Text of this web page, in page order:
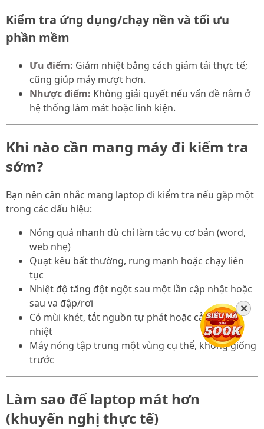
Kiểm tra ứng dụng/chạy nền và tối ưu
phần mềm
Ưu điểm: Giảm nhiệt bằng cách giảm tải thực tế;
cũng giúp máy mượt hơn.
Nhược điểm: Không giải quyết nếu vấn đề nằm ở
hệ thống làm mát hoặc linh kiện.
Khi nào cần mang máy đi kiểm tra
sớm?
Bạn nên cân nhắc mang laptop đi kiểm tra nếu gặp một
trong các dấu hiệu:
Nóng quá nhanh dù chỉ làm tác vụ cơ bản (word,
web nhẹ)
Quạt kêu bất thường, rung mạnh hoặc chạy liên
tục
Nhiệt độ tăng đột ngột sau một lần cập nhật hoặc
sau va đập/rơi
Có mùi khét, tắt nguồn tự phát hoặc cảnh báo
nhiệt
Máy nóng tập trung một vùng cụ thể, không giống
trước
Làm sao để laptop mát hơn
(khuyến nghị thực tế)
✕